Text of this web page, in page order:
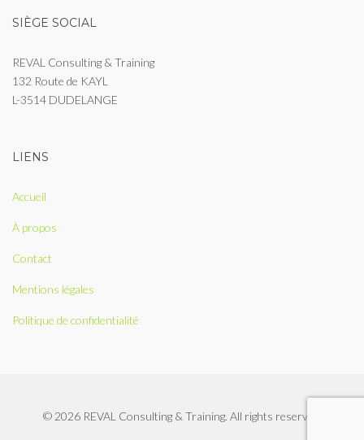
SIÈGE SOCIAL
REVAL Consulting & Training
132 Route de KAYL
L-3514 DUDELANGE
LIENS
Accueil
À propos
Contact
Mentions légales
Politique de confidentialité
© 2026 REVAL Consulting & Training. All rights reserved.